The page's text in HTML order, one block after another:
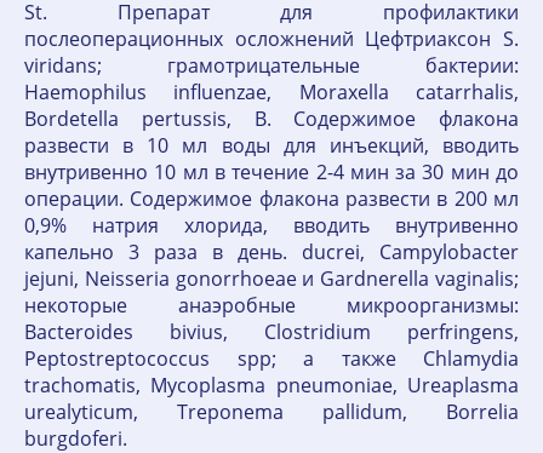
St. Препарат для профилактики
послеоперационных осложнений Цефтриаксон S.
viridans; грамотрицательные бактерии:
Haemophilus influenzae, Moraxella catarrhalis,
Bordetella pertussis, B. Содержимое флакона
развести в 10 мл воды для инъекций, вводить
внутривенно 10 мл в течение 2-4 мин за 30 мин до
операции. Содержимое флакона развести в 200 мл
0,9% натрия хлорида, вводить внутривенно
капельно 3 раза в день. ducrei, Campylobacter
jejuni, Neisseria gonorrhoeae и Gardnerella vaginalis;
некоторые анаэробные микроорганизмы:
Bacteroides bivius, Clostridium perfringens,
Peptostreptococcus spp; а также Chlamydia
trachomatis, Mycoplasma pneumoniae, Ureaplasma
urealyticum, Treponema pallidum, Borrelia
burgdoferi.